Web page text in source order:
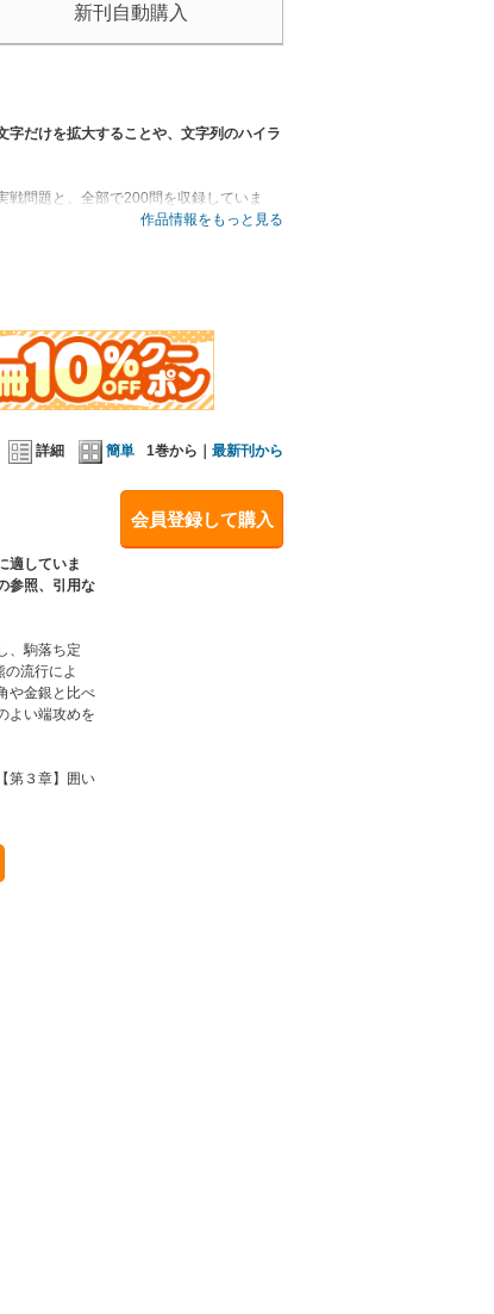
新刊自動購入
だけを拡大することや、文字列のハイラ
問題と、全部で200問を収録していま
桂。飛角や金銀と比べると価値の低い駒で
章】駒落ちの端攻め／【第５章】実戦形
作品情報をもっと見る
詳細 簡単 1巻から｜ 最新刊から
会員登録して購入
適していま
参照、引用な
、駒落ち定
流行によ
や金銀と比べ
よい端攻めを
第３章】囲い